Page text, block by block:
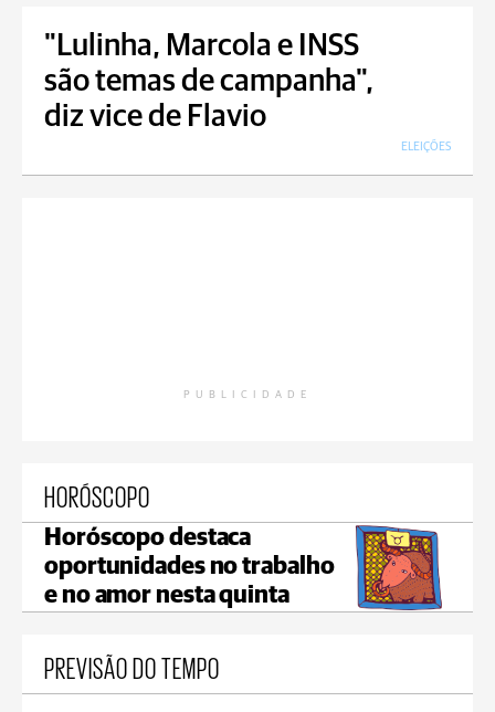
"Lulinha, Marcola e INSS
são temas de campanha",
diz vice de Flavio
ELEIÇÕES
PUBLICIDADE
HORÓSCOPO
Horóscopo destaca
oportunidades no trabalho
e no amor nesta quinta
PREVISÃO DO TEMPO